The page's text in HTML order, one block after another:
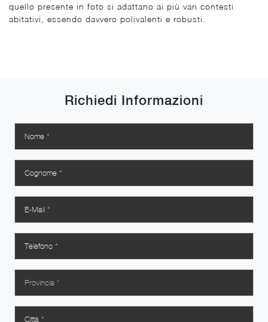
quello presente in foto si adattano ai più vari contesti
abitativi, essendo davvero polivalenti e robusti.
Richiedi Informazioni